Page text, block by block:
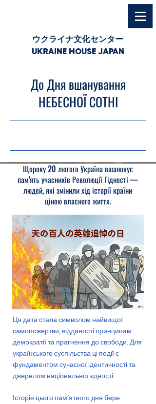
ウクライナ文化センター
UKRAINE HOUSE JAPAN
До Дня вшанування
НЕБЕСНОЇ СОТНІ
Щороку 20 лютого Україна вшановує
пам’ять учасників Революції Гідності —
людей, які змінили хід історії країни
ціною власного життя.
Ця дата стала символом найвищої
самопожертви, відданості принципам
демократії та прагнення до свободи. Для
українського суспільства ці події є
фундаментом сучасної ідентичності та
джерелом національної єдності.
Історія цього пам’ятного дня бере